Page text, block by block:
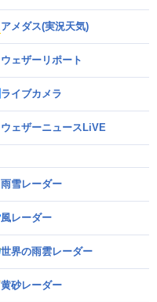
アメダス(実況天気)
ウェザーリポート
ライブカメラ
ウェザーニュースLiVE
雨雪レーダー
風レーダー
世界の雨雲レーダー
黄砂レーダー